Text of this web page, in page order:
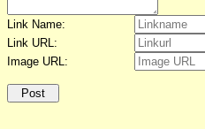
Link Name:
Link URL:
Image URL: